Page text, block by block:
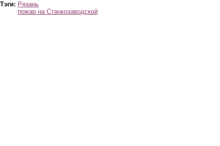
Тэги: Рязань
пожар на Станкозаводской